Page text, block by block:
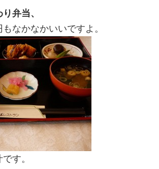
弁当、
なかなかいいですよ。
す。